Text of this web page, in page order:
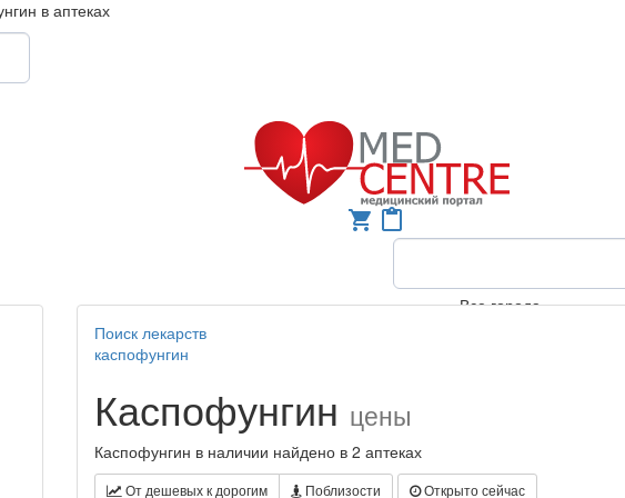
в аптеках
shopping_cart content_paste
Все города
Поиск лекарств
каспофунгин
Каспофунгин цены
Каспофунгин в наличии найдено в 2 аптеках
От дешевых к дорогим Поблизости Открыто сейчас